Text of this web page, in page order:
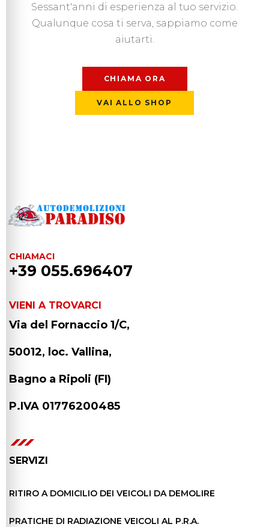
Sessant'anni di esperienza al tuo servizio.
Qualunque cosa ti serva, sappiamo come
aiutarti.
CHIAMA ORA
VAI ALLO SHOP
CHIAMACI
+39 055.696407
VIENI A TROVARCI
Via del Fornaccio 1/C,
50012, loc. Vallina,
Bagno a Ripoli (FI)
P.IVA 01776200485
SERVIZI
RITIRO A DOMICILIO DEI VEICOLI DA DEMOLIRE
PRATICHE DI RADIAZIONE VEICOLI AL P.R.A.